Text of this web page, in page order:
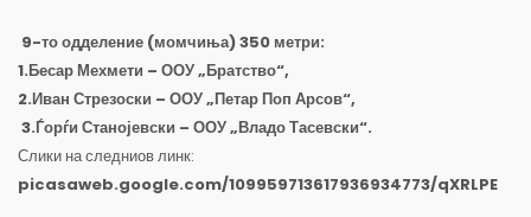
9-то одделение (момчиња) 350 метри:
1.Бесар Мехмети – ООУ „Братство“,
2.Иван Стрезоски – ООУ „Петар Поп Арсов“,
3.Ѓорѓи Станојевски – ООУ „Владо Тасевски“.
Слики на следниов линк:
picasaweb.google.com/109959713617936934773/qXRLPE